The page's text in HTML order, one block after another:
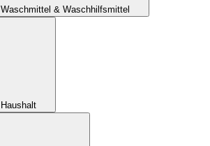
Waschmittel & Waschhilfsmittel
Haushalt